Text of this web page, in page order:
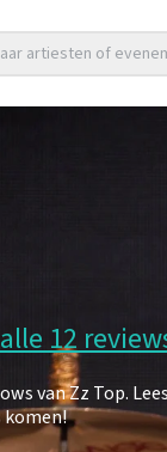
artiesten of
12
van Zz Top.
komen!